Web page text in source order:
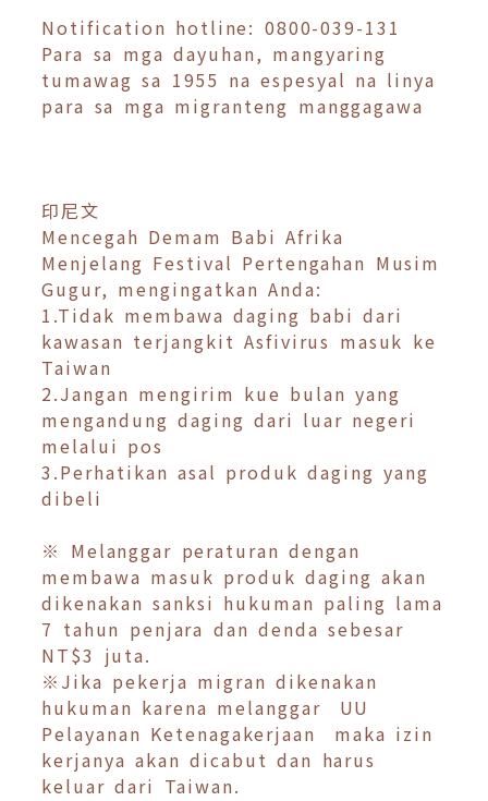
Notification hotline: 0800-039-131
Para sa mga dayuhan, mangyaring
tumawag sa 1955 na espesyal na linya
para sa mga migranteng manggagawa
印尼文
Mencegah Demam Babi Afrika
Menjelang Festival Pertengahan Musim
Gugur, mengingatkan Anda:
1.Tidak membawa daging babi dari
kawasan terjangkit Asfivirus masuk ke
Taiwan
2.Jangan mengirim kue bulan yang
mengandung daging dari luar negeri
melalui pos
3.Perhatikan asal produk daging yang
dibeli
※ Melanggar peraturan dengan
membawa masuk produk daging akan
dikenakan sanksi hukuman paling lama
7 tahun penjara dan denda sebesar
NT$3 juta.
※Jika pekerja migran dikenakan
hukuman karena melanggar UU
Pelayanan Ketenagakerjaan maka izin
kerjanya akan dicabut dan harus
keluar dari Taiwan.